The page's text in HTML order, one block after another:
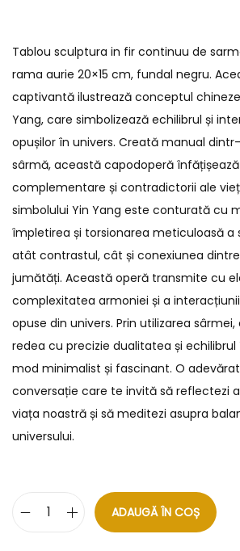
Tablou sculptura in fir continuu de
rama aurie 20×15 cm, fundal negru.
captivantă ilustrează conceptul
Yang, care simbolizează echilibrul și
opușilor în univers. Creată manual
sârmă, această capodoperă
complementare și contradictorii ale
simbolului Yin Yang este conturată cu
împletirea și torsionarea meticuloasă a
atât contrastul, cât și conexiunea
jumătăți. Această operă transmite cu
complexitatea armoniei și a
opuse din univers. Prin utilizarea
redea cu precizie dualitatea și echilibrul
mod minimalist și fascinant. O
conversație care te invită să reflectezi
viața noastră și să meditezi asupra
universului.
ADAUGĂ ÎN COȘ